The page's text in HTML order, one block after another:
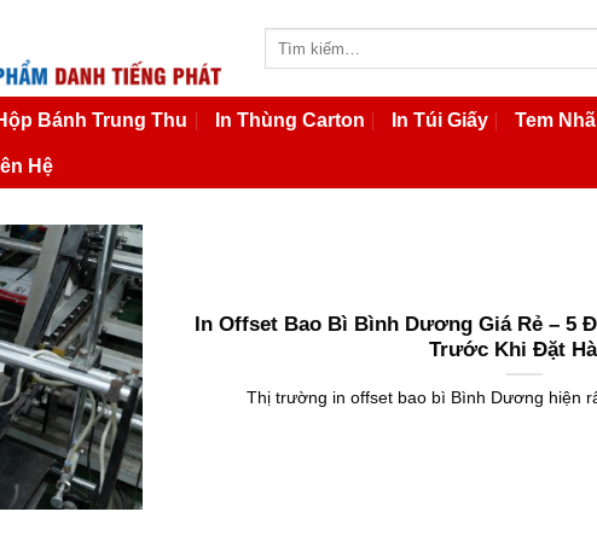
Bánh Trung Thu In Thùng Carton In Túi Giấy Tem
Hệ
In Offset Bao Bì Bình Dương Giá Rẻ – 5
Trước Khi Đặt
Thị trường in offset bao bì Bình Dương hiện